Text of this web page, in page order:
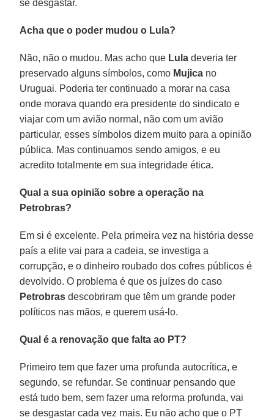
se desgastar.
Acha que o poder mudou o Lula?
Não, não o mudou. Mas acho que Lula deveria ter
preservado alguns símbolos, como Mujica no
Uruguai. Poderia ter continuado a morar na casa
onde morava quando era presidente do sindicato e
viajar com um avião normal, não com um avião
particular, esses símbolos dizem muito para a opinião
pública. Mas continuamos sendo amigos, e eu
acredito totalmente em sua integridade ética.
Qual a sua opinião sobre a operação na
Petrobras?
Em si é excelente. Pela primeira vez na história desse
país a elite vai para a cadeia, se investiga a
corrupção, e o dinheiro roubado dos cofres públicos é
devolvido. O problema é que os juízes do caso
Petrobras descobriram que têm um grande poder
políticos nas mãos, e querem usá-lo.
Qual é a renovação que falta ao PT?
Primeiro tem que fazer uma profunda autocrítica, e
segundo, se refundar. Se continuar pensando que
está tudo bem, sem fazer uma reforma profunda, vai
se desgastar cada vez mais. Eu não acho que o PT